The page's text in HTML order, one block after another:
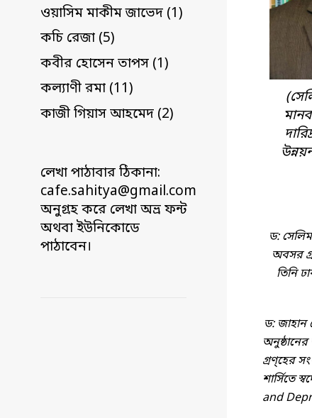
ওয়াসিম মাকীম জাভেদ (1)
কচি রেজা (5)
কবীর হোসেন তাপস (1)
কল্যাণী রমা (11)
কাজী গিয়াস আহমেদ (2)
লেখা পাঠাবার ঠিকানা:
cafe.sahitya@gmail.com
অনুগ্রহ করে লেখা অভ্র ফন্ট
অথবা ইউনিকোডে
পাঠাবেন।
ড:
অবসর
তিনি
ড: জাহান
গ্রণ্হের
শার্সিতে
and